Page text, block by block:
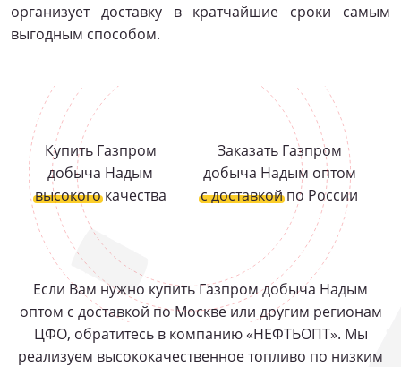
организует доставку в кратчайшие сроки самым
выгодным способом.
Купить Газпром
добыча Надым
высокогокачества
Заказать Газпром
добыча Надым оптом
с доставкойпо России
Если Вам нужно купить Газпром добыча Надым
оптом с доставкой по Москве или другим регионам
ЦФО, обратитесь в компанию «НЕФТЬОПТ». Мы
реализуем высококачественное топливо по низким